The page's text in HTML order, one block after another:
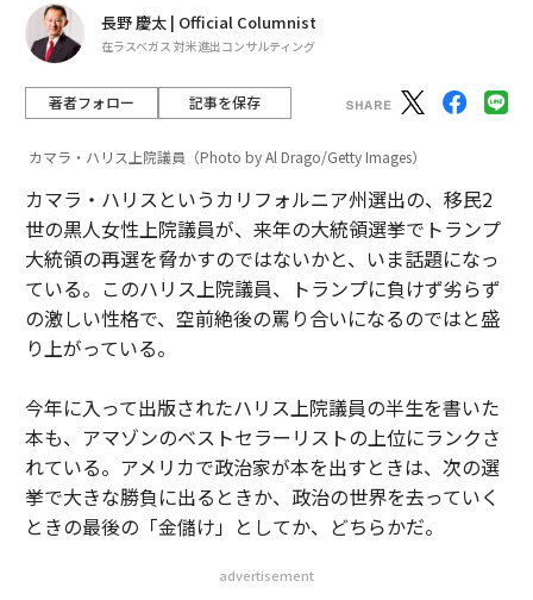
長野 慶太 | Official Columnist
在ラスベガス 対米進出コンサルティング
著者フォロー 記事を保存
カマラ・ハリス上院議員（Photo by Al Drago/Getty Images）
カマラ・ハリスというカリフォルニア州選出の、移民2
世の黒人女性上院議員が、来年の大統領選挙でトランプ
大統領の再選を脅かすのではないかと、いま話題になっ
ている。このハリス上院議員、トランプに負けず劣らず
の激しい性格で、空前絶後の罵り合いになるのではと盛
り上がっている。
今年に入って出版されたハリス上院議員の半生を書いた
本も、アマゾンのベストセラーリストの上位にランクさ
れている。アメリカで政治家が本を出すときは、次の選
挙で大きな勝負に出るときか、政治の世界を去っていく
ときの最後の「金儲け」としてか、どちらかだ。
advertisement